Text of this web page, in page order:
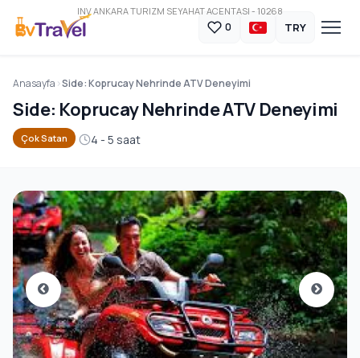
INV ANKARA TURIZM SEYAHAT ACENTASI - 10268
0 TRY
Anasayfa Side: Koprucay Nehrinde ATV Deneyimi
Side: Koprucay Nehrinde ATV Deneyimi
Çok Satan 4 - 5 saat